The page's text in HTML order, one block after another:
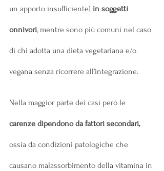
un apporto insufficiente) in soggetti
onnivori, mentre sono più comuni nel caso
di chi adotta una dieta vegetariana e/o
vegana senza ricorrere all’integrazione.
Nella maggior parte dei casi però le
carenze dipendono da fattori secondari,
ossia da condizioni patologiche che
causano malassorbimento della vitamina in